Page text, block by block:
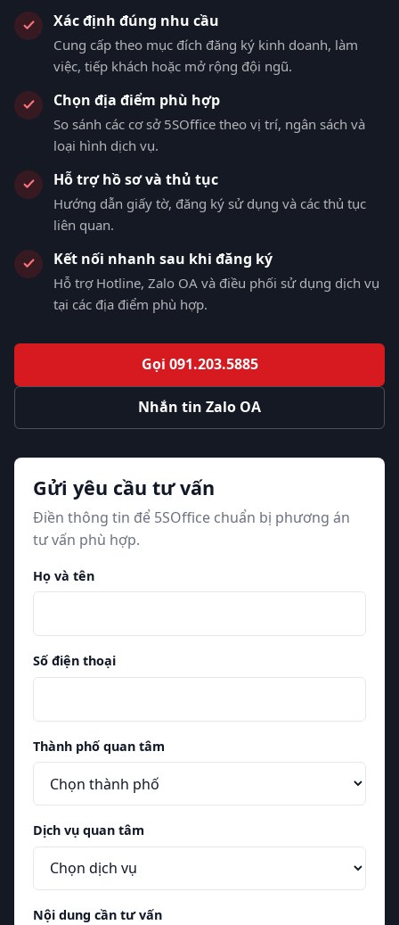
Xác định đúng nhu cầu
Cung cấp theo mục đích đăng ký kinh doanh, làm
việc, tiếp khách hoặc mở rộng đội ngũ.
Chọn địa điểm phù hợp
So sánh các cơ sở 5SOffice theo vị trí, ngân sách và
loại hình dịch vụ.
Hỗ trợ hồ sơ và thủ tục
Hướng dẫn giấy tờ, đăng ký sử dụng và các thủ tục
liên quan.
Kết nối nhanh sau khi đăng ký
Hỗ trợ Hotline, Zalo OA và điều phối sử dụng dịch vụ
tại các địa điểm phù hợp.
Gọi 091.203.5885
Nhắn tin Zalo OA
Gửi yêu cầu tư vấn
Điền thông tin để 5SOffice chuẩn bị phương án
tư vấn phù hợp.
Họ và tên
Số điện thoại
Thành phố quan tâm
Dịch vụ quan tâm
Nội dung cần tư vấn